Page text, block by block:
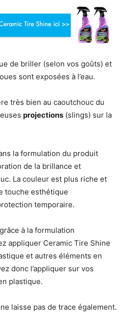
de briller (selon vos goûts) et
sont exposées à l’eau.
très bien au caoutchouc du
projections (slings) sur la
la formulation du produit
de la brillance et
La couleur est plus riche et
touche esthétique
temporaire.
à la formulation
appliquer Ceramic Tire Shine
et autres éléments en
donc l’appliquer sur vos
plastique.
laisse pas de trace également.